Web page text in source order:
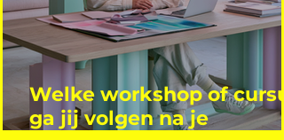
Welke workshop of
ga jij volgen na je